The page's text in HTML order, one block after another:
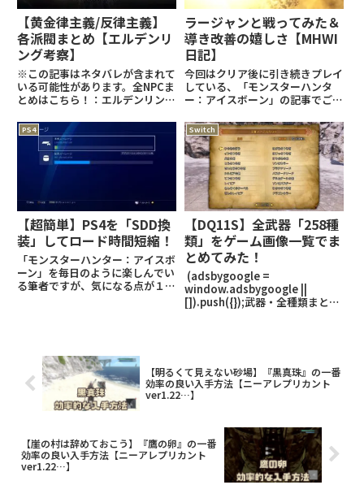
【黄金律主義/反律主義】
各派閥まとめ【エルデンリ
ング考察】
※この記事はネタバレが含まれて
いる可能性があります。全NPCま
とめはこちら！：エルデンリング
(adsbygoogle =
window.adsbygoogle ||
[]).push({});各派閥まとめ黄金律
主義/
ラージャンと戦ってみた＆
導き改善の嬉しさ【MHWI
日記】
今回はクリア後に引き続きプレイ
している、「モンスターハンタ
ー：アイスボーン」の記事でござ
nanana70712blog.hatenablo
g.com本日はなんと大型アップ
デート。目玉としては重ね着の追
加、ラージャン、導きの地の大幅
改
PS4
【超簡単】PS4を「SDD換
装」してロード時間短縮！
「モンスターハンター：アイスボ
ーン」を毎日のように楽しんでい
る筆者ですが、気になる点が１
Switch
【DQ11S】全武器「258種
類」をゲーム画像一覧でま
とめてみた！
(adsbygoogle =
window.adsbygoogle ||
[]).push({});武器・全種類まとめ
【明るくて見えない砂場】『黒真珠』の一番
効率の良い入手方法【ニーアレプリカント
ver1.22…】
【崖の村は辞めておこう】『鷹の卵』の一番
効率の良い入手方法【ニーアレプリカント
ver1.22…】